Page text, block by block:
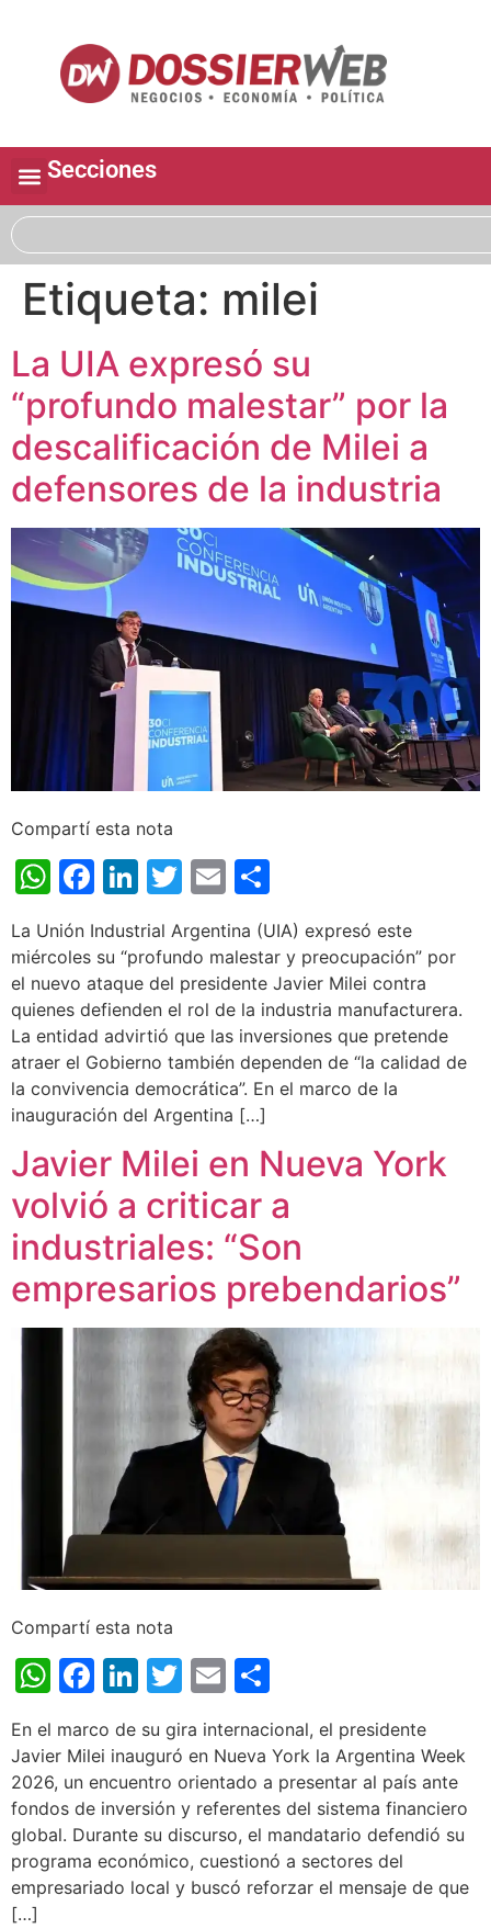
Secciones
Etiqueta: milei
La UIA expresó su
“profundo malestar” por la
descalificación de Milei a
defensores de la industria
Compartí esta nota
WhatsApp
Facebook
LinkedIn
Twitter
Email
La Unión Industrial Argentina (UIA) expresó este
miércoles su “profundo malestar y preocupación” por
el nuevo ataque del presidente Javier Milei contra
quienes defienden el rol de la industria manufacturera.
La entidad advirtió que las inversiones que pretende
atraer el Gobierno también dependen de “la calidad de
la convivencia democrática”. En el marco de la
inauguración del Argentina […]
Javier Milei en Nueva York
volvió a criticar a
industriales: “Son
empresarios prebendarios”
Compartí esta nota
WhatsApp
Facebook
LinkedIn
Twitter
Email
En el marco de su gira internacional, el presidente
Javier Milei inauguró en Nueva York la Argentina Week
2026, un encuentro orientado a presentar al país ante
fondos de inversión y referentes del sistema financiero
global. Durante su discurso, el mandatario defendió su
programa económico, cuestionó a sectores del
empresariado local y buscó reforzar el mensaje de que
[…]